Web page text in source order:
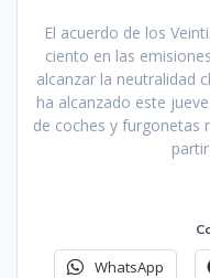
El acuerdo de los
ciento en las
alcanzar la neutralidad
ha alcanzado este
de coches y furgonetas
WhatsApp